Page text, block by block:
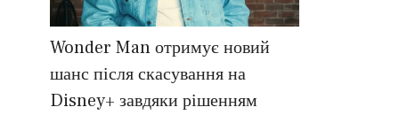
Wonder Man отримує новий
шанс після скасування на
Disney+ завдяки рішенням